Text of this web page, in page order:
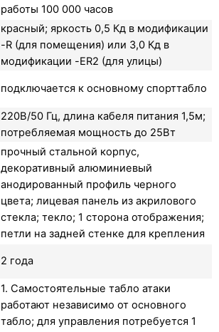
работы 100 000 часов
красный; яркость 0,5 Кд в модификации
-R (для помещения) или 3,0 Кд в
модификации -ER2 (для улицы)
подключается к основному спорттабло
220В/50 Гц, длина кабеля питания 1,5м;
потребляемая мощность до 25Вт
прочный стальной корпус,
декоративный алюминиевый
анодированный профиль черного
цвета; лицевая панель из акрилового
стекла; текло; 1 сторона отображения;
петли на задней стенке для крепления
2 года
1. Самостоятельные табло атаки
работают независимо от основного
табло; для управления потребуется 1